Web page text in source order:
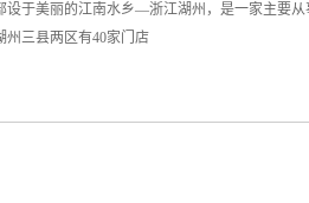
设于美丽的江南水乡—浙江湖州，是一家主要
州三县两区有40家门店